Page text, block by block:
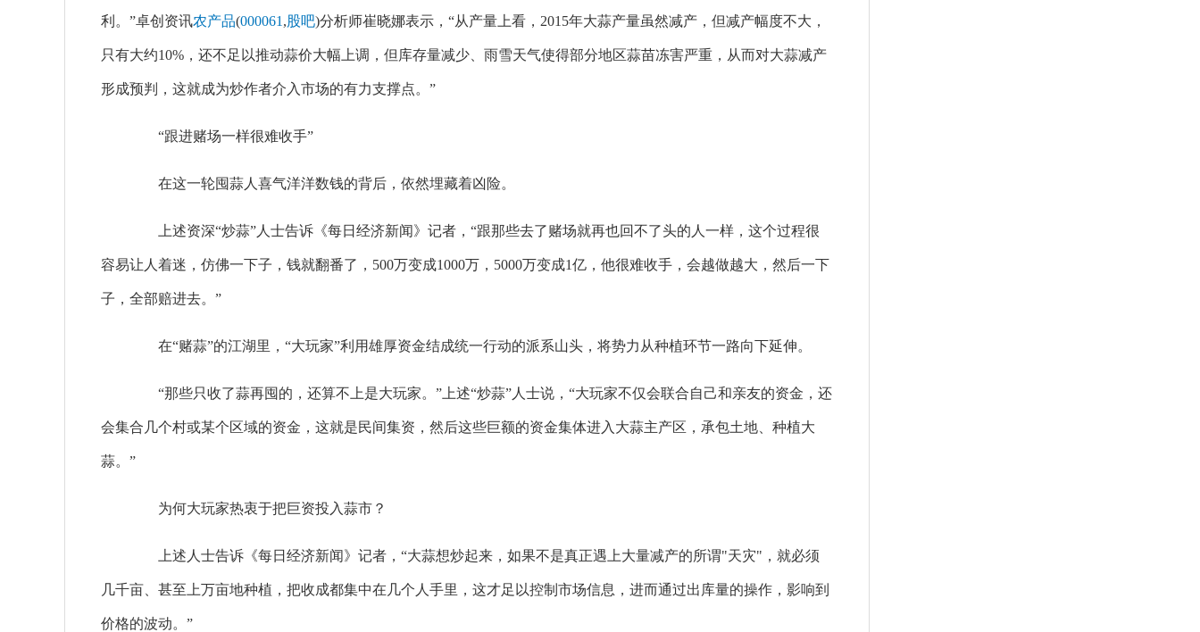
利。”卓创资讯农产品(000061 ,股吧)分析师崔晓娜表示，“从产量上看，2015年大蒜产量虽然减产，但减产幅度不大，
只有大约10%，还不足以推动蒜价大幅上调，但库存量减少、雨雪天气使得部分地区蒜苗冻害严重，从而对大蒜减产
形成预判，这就成为炒作者介入市场的有力支撑点。”
“跟进赌场一样很难收手”
在这一轮囤蒜人喜气洋洋数钱的背后，依然埋藏着凶险。
上述资深“炒蒜”人士告诉《每日经济新闻》记者，“跟那些去了赌场就再也回不了头的人一样，这个过程很
容易让人着迷，仿佛一下子，钱就翻番了，500万变成1000万，5000万变成1亿，他很难收手，会越做越大，然后一下
子，全部赔进去。”
在“赌蒜”的江湖里，“大玩家”利用雄厚资金结成统一行动的派系山头，将势力从种植环节一路向下延伸。
“那些只收了蒜再囤的，还算不上是大玩家。”上述“炒蒜”人士说，“大玩家不仅会联合自己和亲友的资金，还
会集合几个村或某个区域的资金，这就是民间集资，然后这些巨额的资金集体进入大蒜主产区，承包土地、种植大
蒜。”
为何大玩家热衷于把巨资投入蒜市？
上述人士告诉《每日经济新闻》记者，“大蒜想炒起来，如果不是真正遇上大量减产的所谓"天灾"，就必须
几千亩、甚至上万亩地种植，把收成都集中在几个人手里，这才足以控制市场信息，进而通过出库量的操作，影响到
价格的波动。”